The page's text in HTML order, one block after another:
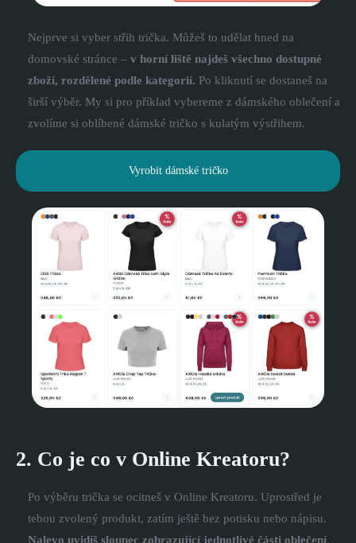
Nejprve si vyber střih trička. Můžeš to udělat hned na
domovské stránce – v horní liště najdeš všechno dostupné
zboží, rozdělené podle kategorií. Po kliknutí se dostaneš na
širší výběr. My si pro příklad vybereme z dámského oblečení a
zvolíme si oblíbené dámské tričko s kulatým výstřihem.
Vyrobit dámské tričko
2. Co je co v Online Kreatoru?
Po výběru trička se ocitneš v Online Kreatoru. Uprostřed je
tebou zvolený produkt, zatím ještě bez potisku nebo nápisu.
Nalevo uvidíš sloupec zobrazující jednotlivé části oblečení,